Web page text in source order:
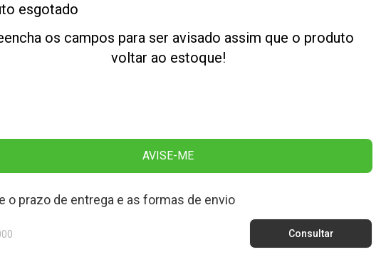
esgotado
os campos para ser avisado assim que o produto
voltar ao estoque!
AVISE-ME
o prazo de entrega e as formas de envio